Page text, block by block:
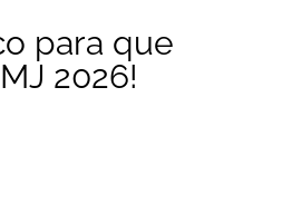
para que
2026!